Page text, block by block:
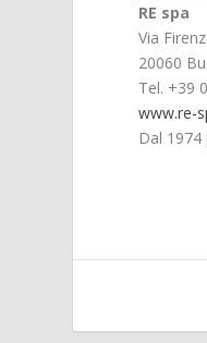
RE spa
Via
20060
Tel. +39
www.re-
Dal